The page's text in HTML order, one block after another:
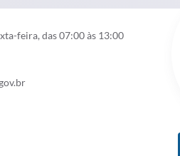
feira, das 07:00 às 13:00